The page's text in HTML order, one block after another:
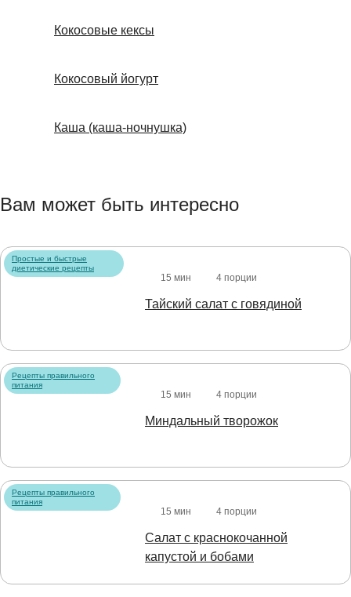
Кокосовые кексы
Кокосовый йогурт
Каша (каша-ночнушка)
Вам может быть интересно
Простые и быстрые
диетические рецепты
15 мин 4 порции
Тайский салат с говядиной
Рецепты правильного
питания
15 мин 4 порции
Миндальный творожок
Рецепты правильного
питания
15 мин 4 порции
Салат с краснокочанной
капустой и бобами